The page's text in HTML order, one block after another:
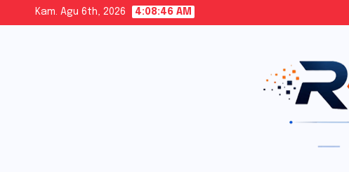
Kam. Agu 6th, 2026 4:08:47 AM